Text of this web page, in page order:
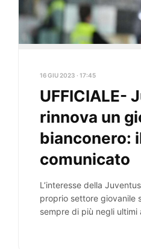
16 GIU 2023 · 17:45
UFFICIALE-
rinnova un
bianconero:
comunicato
L’interesse della
proprio settore giovanile
sempre di più negli ultimi